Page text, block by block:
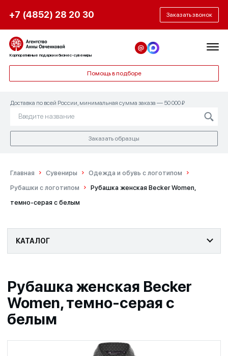
+7 (4852) 28 20 30 Заказать звонок
Корпоративные подарки и бизнес-сувениры
Помощь в подборе
Доставка по всей России, минимальная сумма заказа — 50 000 ₽
Заказать образцы
Главная Сувениры
Одежда и обувь с логотипом
Рубашки с логотипом
Рубашка женская Becker Women,
темно-серая с белым
КАТАЛОГ
Рубашка женская Becker
Women, темно-серая с
белым